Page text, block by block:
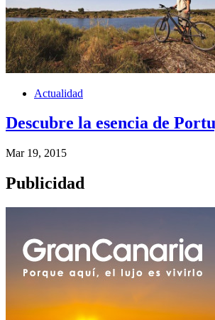
Actualidad
Descubre la esencia de
Mar 19, 2015
Publicidad